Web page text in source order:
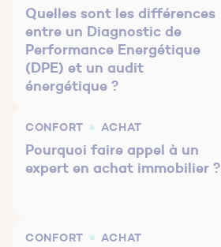
Quelles sont les différences
entre un Diagnostic de
Performance Energétique
(DPE) et un audit
énergétique ?
CONFORT ACHAT
Pourquoi faire appel à un
expert en achat immobilier ?
CONFORT ACHAT